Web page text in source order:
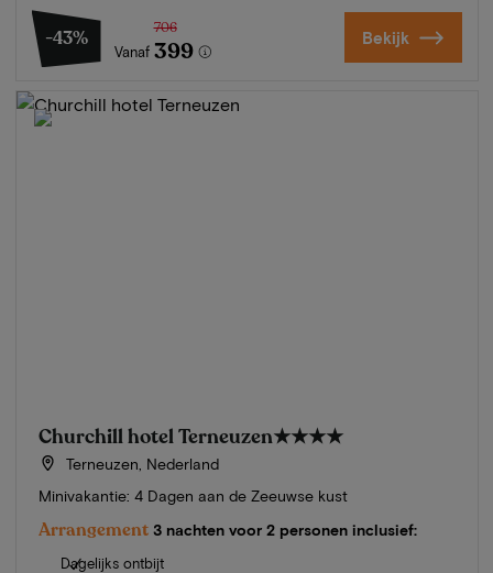
-43%
Vanaf
706
399 Bekijk
Churchill hotel Terneuzen★★★★
Terneuzen, Nederland
Minivakantie: 4 Dagen aan de Zeeuwse kust
Arrangement 3 nachten voor 2 personen inclusief:
Dagelijks ontbijt